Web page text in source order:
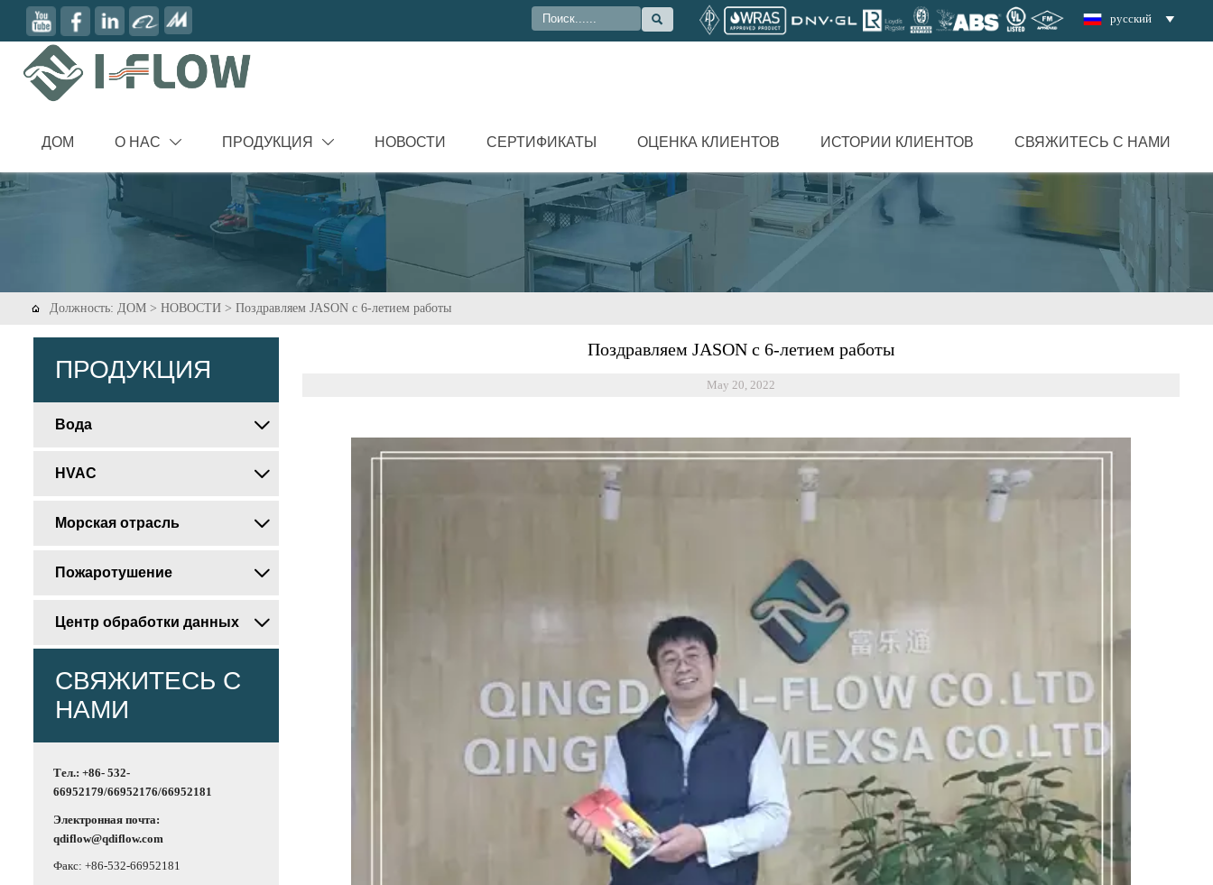
 русский 
ДОМ О НАС  ПРОДУКЦИЯ  НОВОСТИ СЕРТИФИКАТЫ ОЦЕНКА КЛИЕНТОВ ИСТОРИИ КЛИЕНТОВ СВЯЖИТЕСЬ С НАМИ
 Должность:ДОМ >НОВОСТИ >Поздравляем JASON с 6-летием работы
ПРОДУКЦИЯ
Вода 
HVAC 
Морская отрасль 
Пожаротушение 
Центр обработки данных 
СВЯЖИТЕСЬ С
НАМИ
Тел.: +86- 532-
66952179/66952176/66952181
Электронная почта:
qdiflow@qdiflow.com
Факс: +86-532-66952181
Поздравляем JASON с 6-летием работы
May 20, 2022